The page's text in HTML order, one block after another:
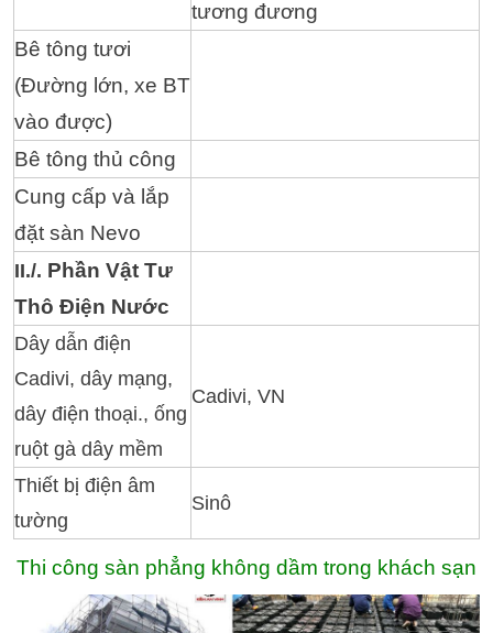
tương đương
Bê tông tươi
(Đường lớn, xe BT
vào được)
Bê tông thủ công
Cung cấp và lắp
đặt sàn Nevo
II./. Phần Vật Tư
Thô Điện Nước
Dây dẫn điện
Cadivi, dây mạng,
dây điện thoại., ống
ruột gà dây mềm
Cadivi, VN
Thiết bị điện âm
tường
Sinô
Thi công sàn phẳng không dầm trong khách sạn